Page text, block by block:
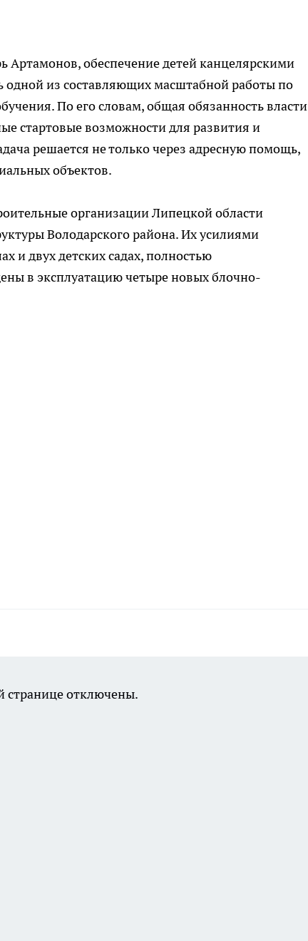
Артамонов, обеспечение детей канцелярскими
из составляющих масштабной работы по
По его словам, общая обязанность власти
стартовые возможности для развития и
решается не только через адресную помощь,
объектов.
организации Липецкой области
Володарского района. Их усилиями
и двух детских садах, полностью
в эксплуатацию четыре новых блочно-
странице отключены.